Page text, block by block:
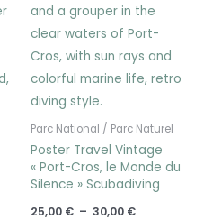
Parc National / Parc Naturel
Poster Travel Vintage
« Port-Cros, le Monde du
Silence » Scubadiving
25,00 € – 30,00 €